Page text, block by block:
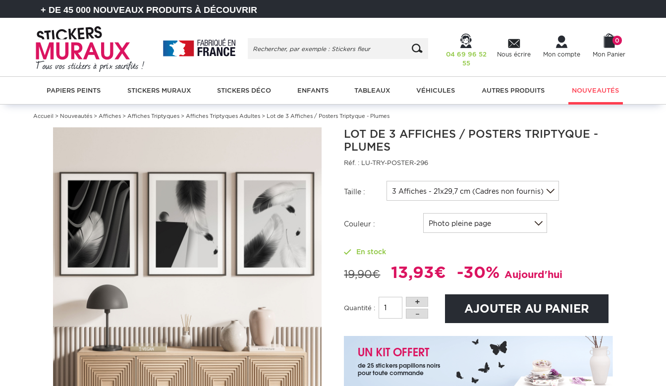
+ DE 45 000 NOUVEAUX PRODUITS À DÉCOUVRIR
04 69 96 52
55
Nous écrire Mon compte Mon Panier
0
PAPIERS PEINTS STICKERS MURAUX STICKERS DÉCO ENFANTS TABLEAUX VÉHICULES AUTRES PRODUITS NOUVEAUTÉS
Accueil > Nouveautés >Affiches >Affiches Triptyques >Affiches Triptyques Adultes > Lot de 3 Affiches / Posters Triptyque - Plumes
LOT DE 3 AFFICHES / POSTERS TRIPTYQUE -
PLUMES
Réf. : LU-TRY-POSTER-296
Taille : 3 Affiches - 21x29,7 cm (Cadres non fournis)
Couleur : Photo pleine page
En stock
19,90€ 13,93€ -30%Aujourd'hui
Quantité : AJOUTER AU PANIER
UN KIT OFFERT
de 25 stickers papillons noirs
pour toute commande